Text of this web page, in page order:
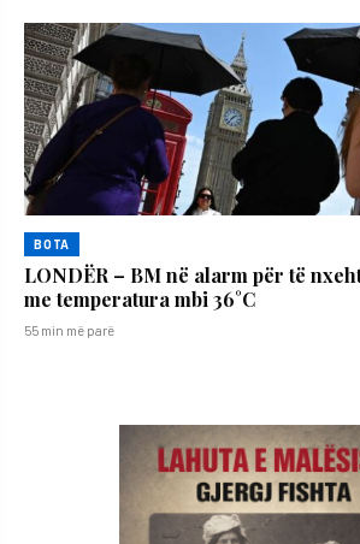
BOTA
LONDËR – BM në alarm për të
me temperatura mbi 36°C
55 min më parë